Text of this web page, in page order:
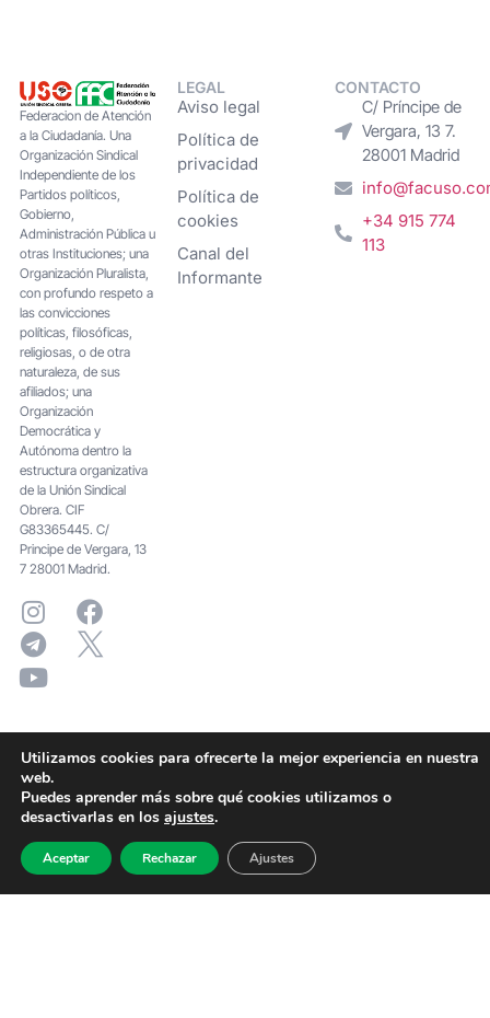
Federacion de Atención
a la Ciudadanía. Una
Organización Sindical
Independiente de los
Partidos políticos,
Gobierno,
Administración Pública u
otras Instituciones; una
Organización Pluralista,
con profundo respeto a
las convicciones
políticas, filosóficas,
religiosas, o de otra
naturaleza, de sus
afiliados; una
Organización
Democrática y
Autónoma dentro la
estructura organizativa
de la Unión Sindical
Obrera. CIF
G83365445. C/
Principe de Vergara, 13
7 28001 Madrid.
LEGAL
Aviso legal
Política de
privacidad
Política de
cookies
Canal del
Informante
CONTACTO
C/ Príncipe de
Vergara, 13 7.
28001 Madrid
+34 915 774
113
Utilizamos cookies para ofrecerte la mejor experiencia en nuestra
web.
Puedes aprender más sobre qué cookies utilizamos o
desactivarlas en los ajustes.
Aceptar Rechazar Ajustes